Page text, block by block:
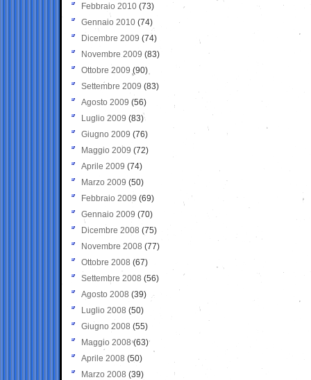
Febbraio 2010 (73)
Gennaio 2010 (74)
Dicembre 2009 (74)
Novembre 2009 (83)
Ottobre 2009 (90)
Settembre 2009 (83)
Agosto 2009 (56)
Luglio 2009 (83)
Giugno 2009 (76)
Maggio 2009 (72)
Aprile 2009 (74)
Marzo 2009 (50)
Febbraio 2009 (69)
Gennaio 2009 (70)
Dicembre 2008 (75)
Novembre 2008 (77)
Ottobre 2008 (67)
Settembre 2008 (56)
Agosto 2008 (39)
Luglio 2008 (50)
Giugno 2008 (55)
Maggio 2008(63)
Aprile 2008 (50)
Marzo 2008 (39)